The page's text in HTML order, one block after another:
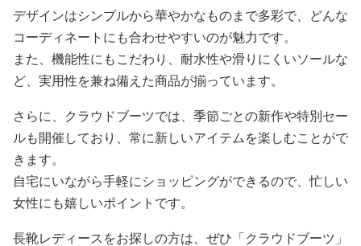
デザインはシンプルから華やかなものまで多彩で、どんな
コーディネートにも合わせやすいのが魅力です。
また、機能性にもこだわり、耐水性や滑りにくいソールな
ど、実用性を兼ね備えた商品が揃っています。
さらに、クラウドブーツでは、季節ごとの新作や特別セー
ルも開催しており、常に新しいアイテムを楽しむことがで
きます。
自宅にいながら手軽にショッピングができるので、忙しい
女性にも嬉しいポイントです。
長靴レディースをお探しの方は、ぜひ「クラウドブーツ」